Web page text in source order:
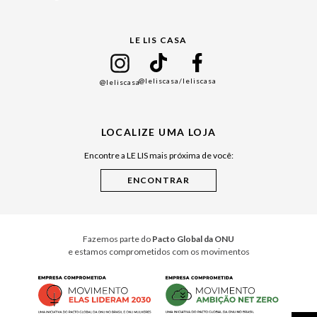
Cuidados Casa
LE LIS CASA
@leliscasa@leliscasa/leliscasa
LOCALIZE UMA LOJA
Encontre a LE LIS mais próxima de você:
Fazemos parte do Pacto Global da ONU
e estamos comprometidos com os movimentos